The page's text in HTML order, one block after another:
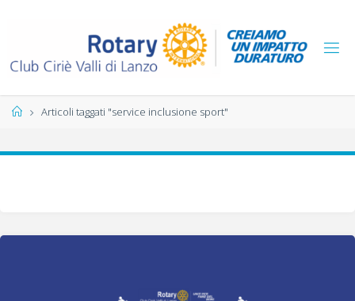
HomeArticoli taggati "service inclusione sport"